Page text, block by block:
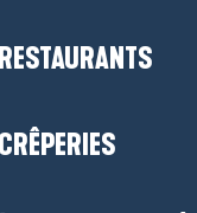
RESTAURANTS
CRÊPERIES
observer